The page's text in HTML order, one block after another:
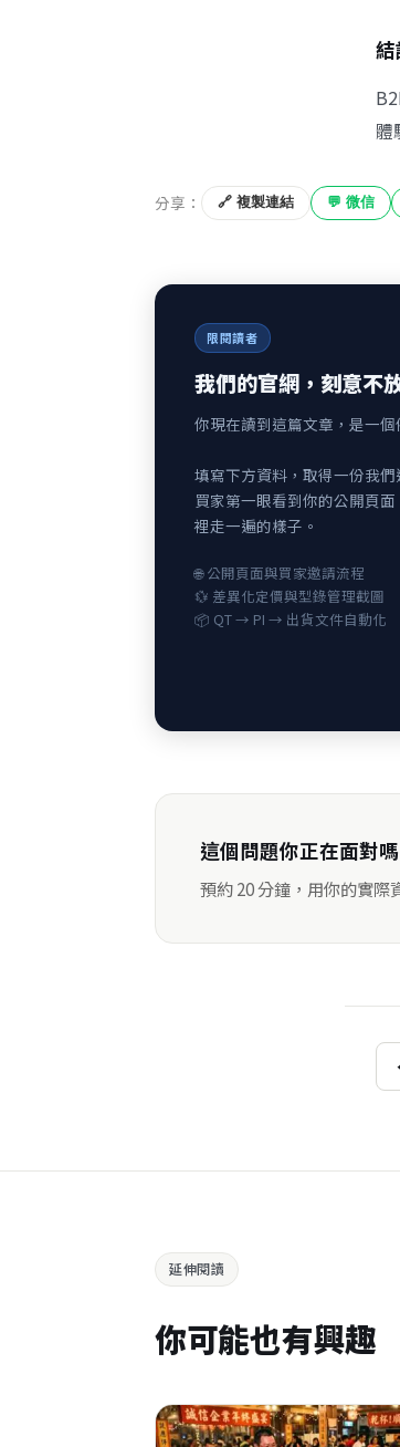
結
體
分享： 🔗 複製連結 💬 微信
限閱讀者
我們的官網，刻意不
你現在讀到這篇文章，是一個
填寫下方資料，取得一份我
買家第一眼看到你的公開頁
裡走一遍的樣子。
🌐 公開頁面與買家邀請流程
💱 差異化定價與型錄管理截圖
📦 QT → PI → 出貨文件自動化
這個問題你正在面對嗎
預約 20 分鐘，用你的實
延伸閱讀
你可能也有興趣